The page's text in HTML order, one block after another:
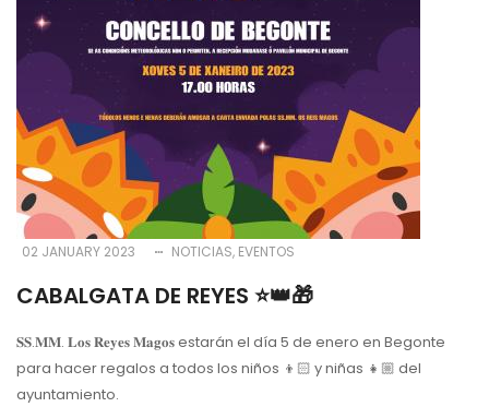
02 JANUARY 2023 NOTICIAS EVENTOS
CABALGATA DE REYES ⭐️👑🎁
𝐒𝐒.𝐌𝐌. 𝐋𝐨𝐬 𝐑𝐞𝐲𝐞𝐬 𝐌𝐚𝐠𝐨𝐬 estarán el día 5 de enero en Begonte
para hacer regalos a todos los niños 👦🏻 y niñas 👧🏼 del
ayuntamiento.